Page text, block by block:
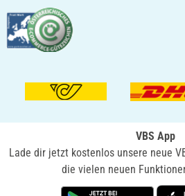
VBS App
Lade dir jetzt kostenlos unsere neue
die vielen neuen